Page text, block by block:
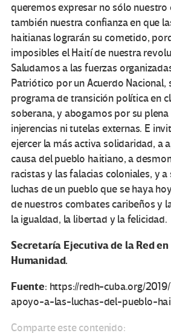
queremos expresar no sólo
también nuestra confianza en que
haitianas lograrán su cometido,
imposibles el Haití de nuestra
Saludamos a las fuerzas
Patriótico por un Acuerdo Nacional,
programa de transición política en
soberana, y abogamos por su
injerencias ni tutelas externas. E
ejercer la más activa solidaridad, a
causa del pueblo haitiano, a
racistas y las falacias coloniales, y a
luchas de un pueblo que se haya
de nuestros combates caribeños y
la igualdad, la libertad y la felicidad.
Secretaría Ejecutiva de la Red
Humanidad.
Fuente: https://redh-cuba.org/
apoyo-a-las-luchas-del-pueblo-
Comparte este contenido: